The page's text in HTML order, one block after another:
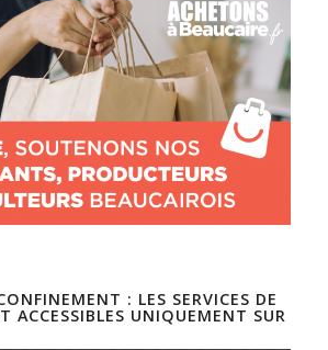
: LES SERVICES DE
ACCESSIBLES UNIQUEMENT SUR